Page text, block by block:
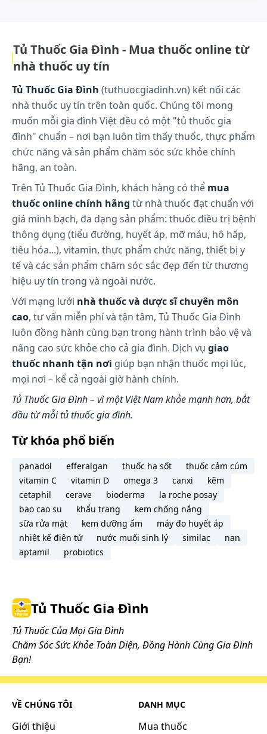
Cách bảo quản:
Nơi khô ráo thoáng mát, tránh ánh nắng trực tiếp
Tủ Thuốc Gia Đình - Mua thuốc online từ
nhà thuốc uy tín
Tủ Thuốc Gia Đình (tuthuocgiadinh.vn) kết nối các
nhà thuốc uy tín trên toàn quốc. Chúng tôi mong
muốn mỗi gia đình Việt đều có một "tủ thuốc gia
đình" chuẩn – nơi bạn luôn tìm thấy thuốc, thực phẩm
chức năng và sản phẩm chăm sóc sức khỏe chính
hãng, an toàn.
Trên Tủ Thuốc Gia Đình, khách hàng có thể mua
thuốc online chính hãng từ nhà thuốc đạt chuẩn với
giá minh bạch, đa dạng sản phẩm: thuốc điều trị bệnh
thông dụng (tiểu đường, huyết áp, mỡ máu, hô hấp,
tiêu hóa...), vitamin, thực phẩm chức năng, thiết bị y
tế và các sản phẩm chăm sóc sắc đẹp đến từ thương
hiệu uy tín trong và ngoài nước.
Với mạng lưới nhà thuốc và dược sĩ chuyên môn
cao, tư vấn miễn phí và tận tâm, Tủ Thuốc Gia Đình
luôn đồng hành cùng bạn trong hành trình bảo vệ và
nâng cao sức khỏe cho cả gia đình. Dịch vụ giao
thuốc nhanh tận nơi giúp bạn nhận thuốc mọi lúc,
mọi nơi – kể cả ngoài giờ hành chính.
Tủ Thuốc Gia Đình – vì một Việt Nam khỏe mạnh hơn, bắt
đầu từ mỗi tủ thuốc gia đình.
Từ khóa phổ biến
panadol efferalgan thuốc hạ sốt
thuốc cảm cúm
vitamin C
vitamin D omega 3 canxi
kẽm
cetaphil
cerave bioderma
la roche posay
bao cao su
khẩu trang
kem chống nắng
sữa rửa mặt
kem dưỡng ẩm
máy đo huyết áp
nhiệt kế điện tử
nước muối sinh lý similac
nan
aptamil
probiotics
Tủ Thuốc Gia Đình
Tủ Thuốc Của Mọi Gia Đình
Chăm Sóc Sức Khỏe Toàn Diện, Đồng Hành Cùng Gia Đình
Bạn!
VỀ CHÚNG TÔI
Giới thiệu
DANH MỤC
Mua thuốc